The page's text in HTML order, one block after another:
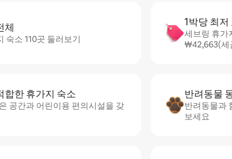
체
숙소 110곳 둘러보기
1박당 최저
세브링 휴가
₩42,663(세
합한 휴가지 숙소
공간과 어린이용 편의시설을 갖
반려동물
반려동물과
보세요